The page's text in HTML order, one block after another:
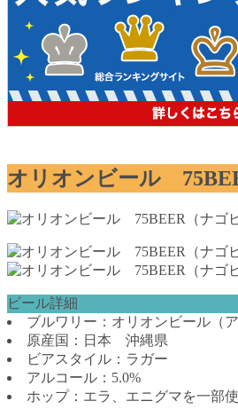
オリオンビール
ビール詳細
ブルワリー：オリオンビール（ア
原産国：日本 沖縄県
ビアスタイル：ラガー
アルコール：5.0%
ホップ：エラ、エニグマを一部